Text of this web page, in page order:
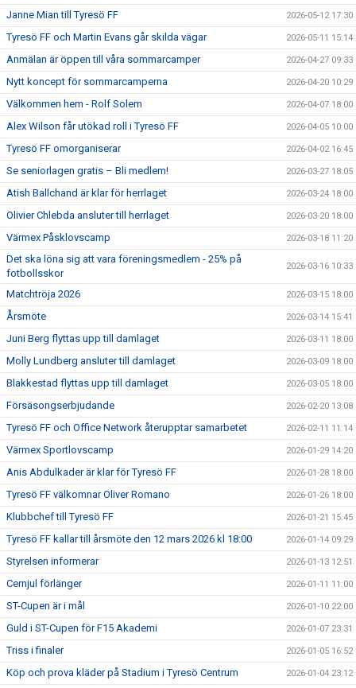
Janne Mian till Tyresö FF 2026-05-12 17:30
Tyresö FF och Martin Evans går skilda vägar 2026-05-11 15:14
Anmälan är öppen till våra sommarcamper 2026-04-27 09:33
Nytt koncept för sommarcamperna 2026-04-20 10:29
Välkommen hem - Rolf Solem 2026-04-07 18:00
Alex Wilson får utökad roll i Tyresö FF 2026-04-05 10:00
Tyresö FF omorganiserar 2026-04-02 16:45
Se seniorlagen gratis – Bli medlem! 2026-03-27 18:05
Atish Ballchand är klar för herrlaget 2026-03-24 18:00
Olivier Chlebda ansluter till herrlaget 2026-03-20 18:00
Värmex Påsklovscamp 2026-03-18 11:20
Det ska löna sig att vara föreningsmedlem - 25% på
fotbollsskor
2026-03-16 10:33
Matchtröja 2026 2026-03-15 18:00
Årsmöte 2026-03-14 15:41
Juni Berg flyttas upp till damlaget 2026-03-11 18:00
Molly Lundberg ansluter till damlaget 2026-03-09 18:00
Blakkestad flyttas upp till damlaget 2026-03-05 18:00
Försäsongserbjudande 2026-02-20 13:08
Tyresö FF och Office Network återupptar samarbetet 2026-02-11 11:14
Värmex Sportlovscamp 2026-01-29 14:20
Anis Abdulkader är klar för Tyresö FF 2026-01-28 18:00
Tyresö FF välkomnar Oliver Romano 2026-01-26 18:00
Klubbchef till Tyresö FF 2026-01-21 15:45
Tyresö FF kallar till årsmöte den 12 mars 2026 kl 18:00 2026-01-14 09:29
Styrelsen informerar 2026-01-13 12:51
Cernjul förlänger 2026-01-11 11:00
ST-Cupen är i mål 2026-01-10 22:00
Guld i ST-Cupen för F15 Akademi 2026-01-07 23:31
Triss i finaler 2026-01-05 16:52
Köp och prova kläder på Stadium i Tyresö Centrum 2026-01-04 23:12